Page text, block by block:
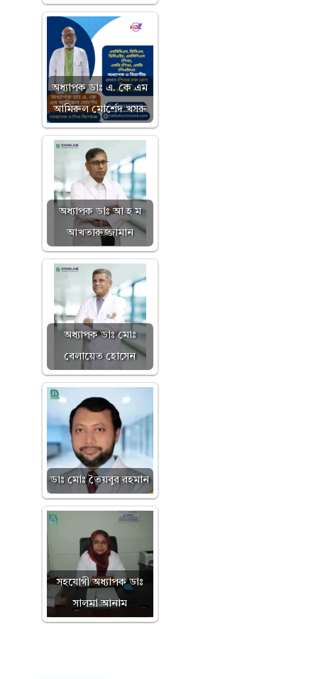
অধ্যাপক ডাঃ এ. কে এম
আমিরুল মোর্শেদ খসরু
অধ্যাপক ডাঃ আ হ ম
আখতারুজ্জামান
অধ্যাপক ডাঃ মোঃ
বেলায়েত হোসেন
ডাঃ মোঃ তৈয়বুর রহমান
সহযোগী অধ্যাপক ডাঃ
সালমা আনাম